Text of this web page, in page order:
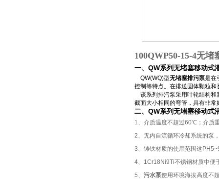
100QWP50-15-4无堵
一、QW系列无堵塞移动式
QW(WQ)型无堵塞排污泵是在
控制等特点。在排送固体颗粒
该系列 排污泵采用叶轮结构和
截面大小相同的弯管，具有非
二、QW系列无堵塞移动式
1、介质温度不超过60℃；介质
2、无内自流循环冷却系统的泵
3、铸铁材质的使用范围这
4、1Cr18Ni9Ti不锈钢材质中便
5、 污水泵使用环境海拔高度不